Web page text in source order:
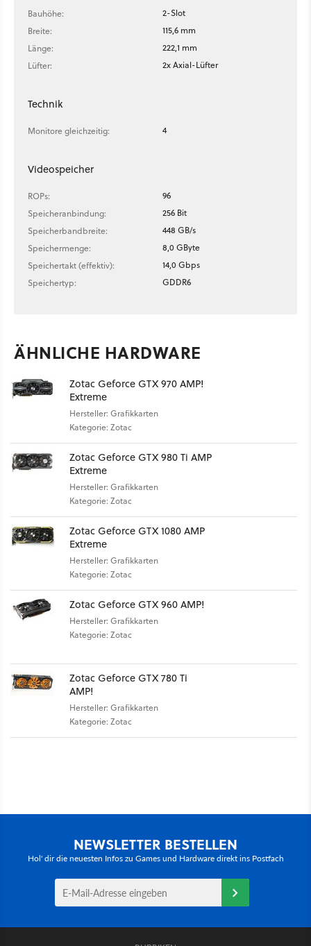
Bauhöhe:
2-Slot
Breite:
115,6 mm
Länge:
222,1 mm
Lüfter:
2x Axial-Lüfter
Technik
Monitore gleichzeitig: 4
Videospeicher
ROPs:
96
Speicheranbindung:
256 Bit
Speicherbandbreite:
448 GB/s
Speichermenge:
8,0 GByte
Speichertakt (effektiv):
14,0 Gbps
Speichertyp:
GDDR6
ÄHNLICHE HARDWARE
Zotac Geforce GTX 970 AMP!
Extreme
Hersteller: Grafikkarten
Kategorie: Zotac
Zotac Geforce GTX 980 Ti AMP
Extreme
Hersteller: Grafikkarten
Kategorie: Zotac
Zotac Geforce GTX 1080 AMP
Extreme
Hersteller: Grafikkarten
Kategorie: Zotac
Zotac Geforce GTX 960 AMP!
Hersteller: Grafikkarten
Kategorie: Zotac
Zotac Geforce GTX 780 Ti
AMP!
Hersteller: Grafikkarten
Kategorie: Zotac
NEWSLETTER BESTELLEN
Hol' dir die neuesten Infos zu Games und Hardware direkt ins Postfach